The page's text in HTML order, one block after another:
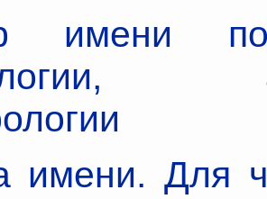
имени по
имени. Для